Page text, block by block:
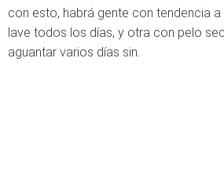
con esto, habrá gente con tendencia
lave todos los días, y otra con pelo
aguantar varios días sin.